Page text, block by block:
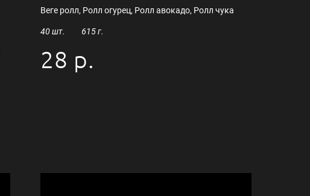
Веге ролл, Ролл огурец, Ролл авокадо, Ролл чука
40 шт. 615 г.
28 р.